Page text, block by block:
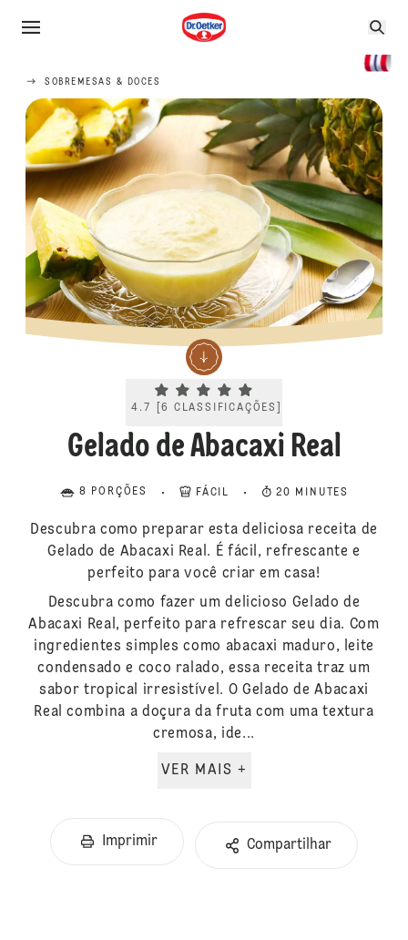
SOBREMESAS & DOCES
Current rating 4.7. Click to rate.
4.7 [6 CLASSIFICAÇÕES
Gelado de Abacaxi Real
8 PORÇÕES FÁCIL 20 MINUTES
Descubra como preparar esta deliciosa receita de
Gelado de Abacaxi Real. É fácil, refrescante e
perfeito para você criar em casa!
Descubra como fazer um delicioso Gelado de
Abacaxi Real, perfeito para refrescar seu dia. Com
ingredientes simples como abacaxi maduro, leite
condensado e coco ralado, essa receita traz um
sabor tropical irresistível. O Gelado de Abacaxi
Real combina a doçura da fruta com uma textura
cremosa, ide...
VER MAIS +
Imprimir Compartilhar